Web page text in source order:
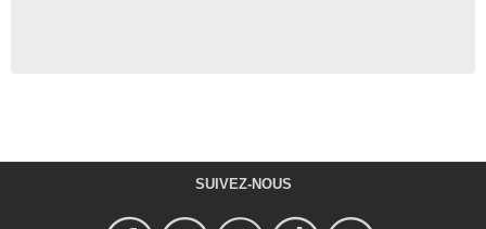
SUIVEZ-NOUS